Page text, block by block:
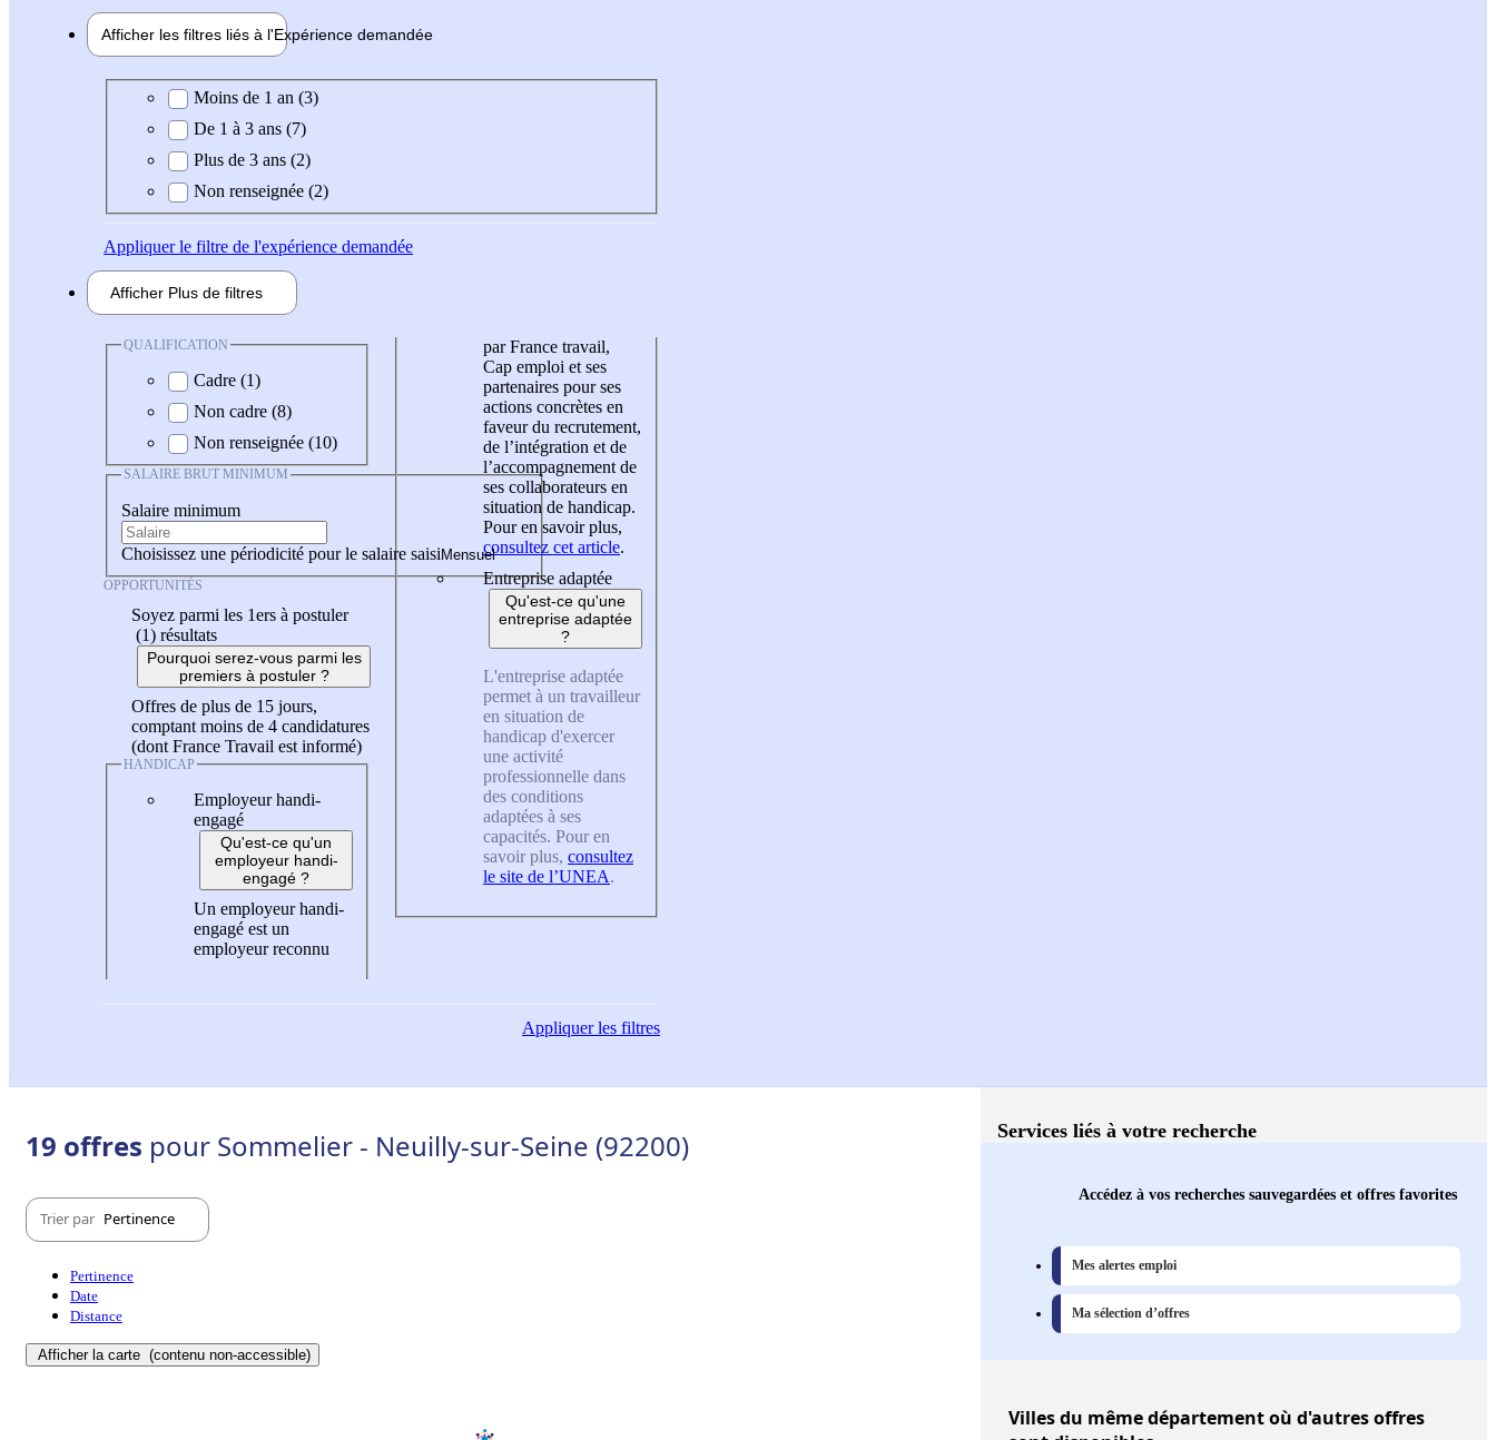
Afficher les filtres liés à l'Expérience demandée
Expérience demandée
Moins de 1 an (3)
De 1 à 3 ans (7)
Plus de 3 ans (2)
Non renseignée (2)
Appliquerle filtre de l'expérience demandée
Afficher Plus de filtres
QUALIFICATION
Cadre (1)
Non cadre (8)
Non renseignée (10)
SALAIRE BRUT MINIMUM
Salaire minimum
Choisissez une périodicité pour le salaire saisi
OPPORTUNITÉS
Soyez parmi les 1ers à postuler
(1) résultats
Pourquoi serez-vous parmi les
premiers à postuler ?
Offres de plus de 15 jours,
comptant moins de 4 candidatures
(dont France Travail est informé)
HANDICAP
Employeur handi-
engagé
Qu'est-ce qu'un
employeur handi-
engagé ?
Un employeur handi-
engagé est un
employeur reconnu
par France travail,
Cap emploi et ses
partenaires pour ses
actions concrètes en
faveur du recrutement,
de l’intégration et de
l’accompagnement de
ses collaborateurs en
situation de handicap.
Pour en savoir plus,
consultez cet article.
Entreprise adaptée
Qu'est-ce qu'une
entreprise adaptée
?
L'entreprise adaptée
permet à un travailleur
en situation de
handicap d'exercer
une activité
professionnelle dans
des conditions
adaptées à ses
capacités. Pour en
savoir plus, consultez
le site de l’UNEA.
Appliquerles filtres
19 offres pour Sommelier - Neuilly-sur-Seine (92200)
Trier par Pertinence
Pertinence
Date
Distance
Afficher la carte (contenu non-accessible)
Services liés à votre recherche
Accédez à vos recherches sauvegardées et offres favorites
Mes alertes emploi
Ma sélection d’offres
Villesdu même département où d'autres offres